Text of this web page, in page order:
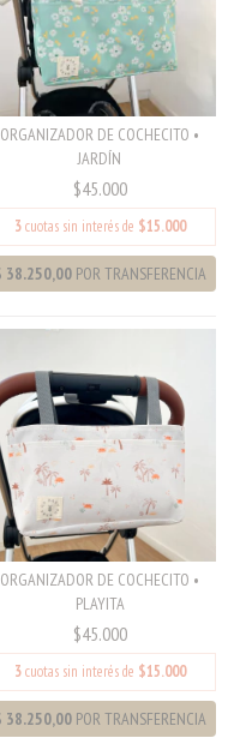
ORGANIZADOR DE COCHECITO •
JARDÍN
$45.000
3cuotas sin interés de $15.000
ORGANIZADOR DE COCHECITO •
PLAYITA
$45.000
3cuotas sin interés de $15.000